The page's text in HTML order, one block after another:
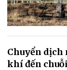
Chuyển dịch
khí đến